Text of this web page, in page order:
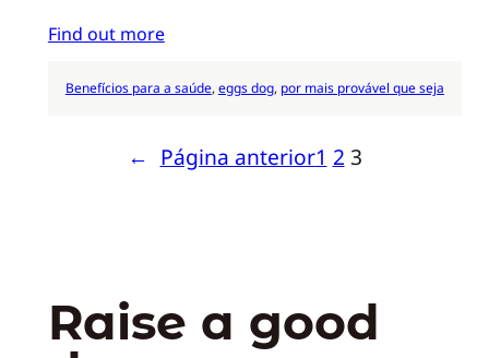
Find out more
Benefícios para a saúde, eggs dog, por mais provável que seja
← Página anterior1 2 3
Raise a good